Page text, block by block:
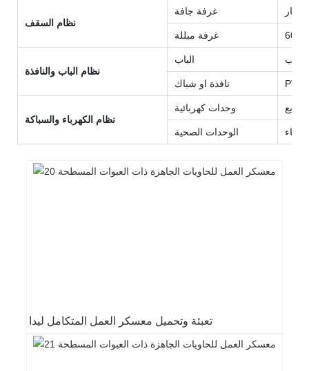
نظام السقف
غرفة جافة
غرفة مبللة
نظام الباب والنافذة
الباب
نافذة او شباك
نظام الكهرباء والسباكة
وحدات كهربائية
الوحدات الصحية ماء
تعبئة وتحميل معسكر العمل المتكامل ليدا